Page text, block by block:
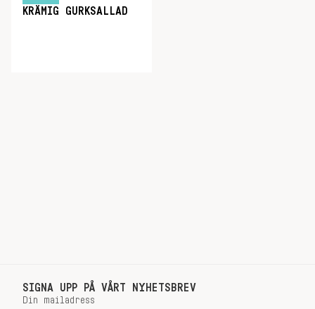
KRÄMIG GURKSALLAD
SIGNA UPP PÅ VÅRT NYHETSBREV